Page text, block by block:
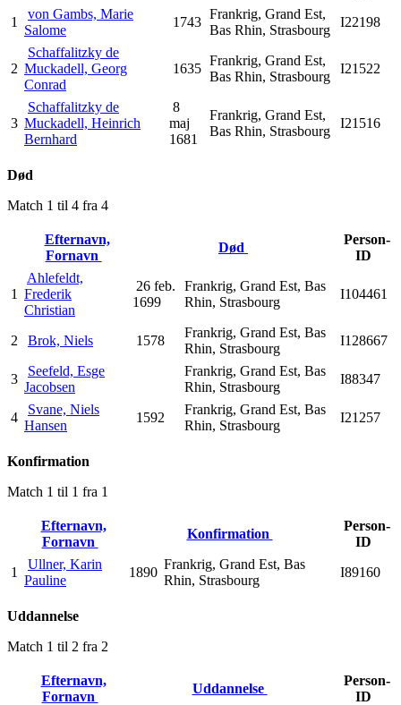
1
von Gambs, Marie
Salome
1743
Frankrig, Grand Est,
Bas Rhin, Strasbourg
I22198
2
Schaffalitzky de
Muckadell, Georg
Conrad
1635
Frankrig, Grand Est,
Bas Rhin, Strasbourg
I21522
3
Schaffalitzky de
Muckadell, Heinrich
Bernhard
8
maj
1681
Frankrig, Grand Est,
Bas Rhin, Strasbourg
I21516
Død
Match 1 til 4 fra 4
Efternavn,
Fornavn
Død
Person-
ID
1
Ahlefeldt,
Frederik
Christian
26 feb.
1699
Frankrig, Grand Est, Bas
Rhin, Strasbourg
I104461
2 Brok, Niels 1578
Frankrig, Grand Est, Bas
Rhin, Strasbourg
I128667
3
Seefeld, Esge
Jacobsen
Frankrig, Grand Est, Bas
Rhin, Strasbourg
I88347
4
Svane, Niels
Hansen
1592
Frankrig, Grand Est, Bas
Rhin, Strasbourg
I21257
Konfirmation
Match 1 til 1 fra 1
Efternavn,
Fornavn
Konfirmation
Person-
ID
1
Ullner, Karin
Pauline
1890
Frankrig, Grand Est, Bas
Rhin, Strasbourg
I89160
Uddannelse
Match 1 til 2 fra 2
Efternavn,
Fornavn
Uddannelse
Person-
ID